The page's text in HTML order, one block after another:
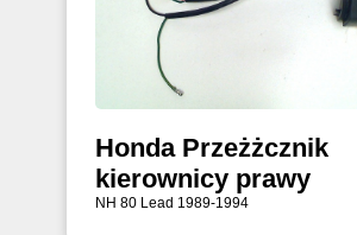
Honda Przeżżcznik
kierownicy prawy
NH 80 Lead 1989-1994